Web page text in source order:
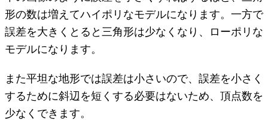
形の数は増えてハイポリなモデルになります。一方で
誤差を大きくとると三角形は少なくなり、ローポリな
モデルになります。
また平坦な地形では誤差は小さいので、誤差を小さく
するために斜辺を短くする必要はないため、頂点数を
少なくできます。